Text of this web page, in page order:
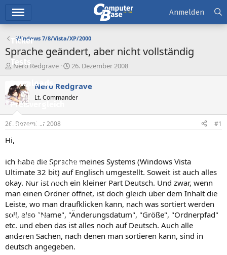
Ticker
Tests
Downloads
Preisvergleich
Forum
Aktuelles
Empfohlene Inhalte
Neue Beiträge
Neueste Aktivitäten
Leserartikel
Regeln
Anmelden
Windows 7/8/Vista/XP/2000
Sprache geändert, aber nicht vollständig
E
s
t
e
e
Nero Redgrave
E
s
t
e
t
26. Dezember 2008
Nero Redgrave
Lt. Commander
26. Dezember 2008 #1
Hi,
ich habe die Sprache meines Systems (Windows Vista
Ultimate 32 bit) auf Englisch umgestellt. Soweit ist auch alles
okay. Nur ist noch ein kleiner Part Deutsch. Und zwar, wenn
man einen Ordner öffnet, ist doch gleich über dem Inhalt die
Leiste, wo man draufklicken kann, nach was sortiert werden
soll, also "Name", "Änderungsdatum", "Größe", "Ordnerpfad"
etc. und eben das ist alles noch auf Deutsch. Auch alle
anderen Sachen, nach denen man sortieren kann, sind in
deutsch angegeben.